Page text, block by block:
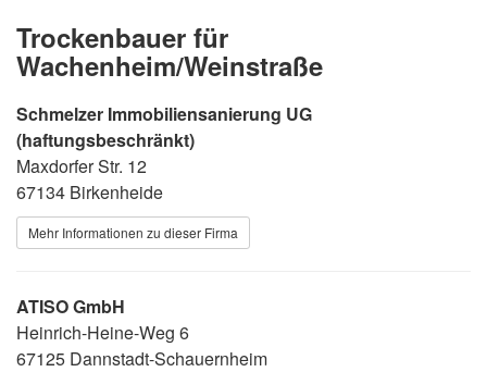
Trockenbauer für
Wachenheim/Weinstraße
Schmelzer Immobiliensanierung UG
(haftungsbeschränkt)
Maxdorfer Str. 12
67134 Birkenheide
Mehr Informationen zu dieser Firma
ATISO GmbH
Heinrich-Heine-Weg 6
67125 Dannstadt-Schauernheim